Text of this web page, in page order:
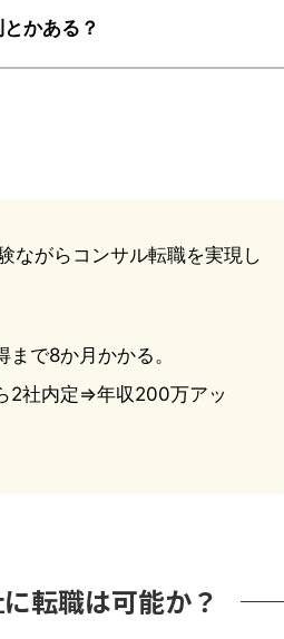
かある？
ながらコンサル転職を実現し
で8か月かかる。
2社内定⇒年収200万アッ
転職は可能か？